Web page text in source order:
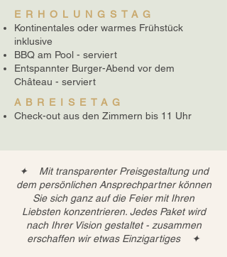
ERHOLUNGSTAG
Kontinentales oder warmes Frühstück
inklusive
BBQ am Pool - serviert
Entspannter Burger-Abend vor dem
Château - serviert
ABREISETAG
Check-out aus den Zimmern bis 11 Uhr
✦ Mit transparenter Preisgestaltung und
dem persönlichen Ansprechpartner können
Sie sich ganz auf die Feier mit Ihren
Liebsten konzentrieren. Jedes Paket wird
nach Ihrer Vision gestaltet - zusammen
erschaffen wir etwas Einzigartiges ✦